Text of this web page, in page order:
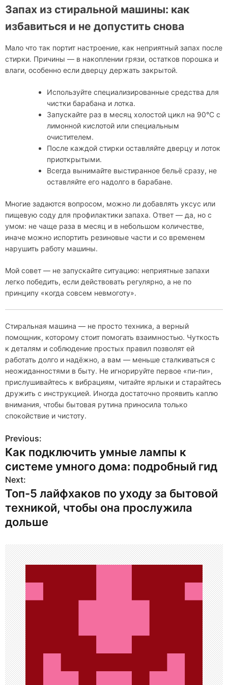
Запах из стиральной машины: как
избавиться и не допустить снова
Мало что так портит настроение, как неприятный запах после
стирки. Причины — в накоплении грязи, остатков порошка и
влаги, особенно если дверцу держать закрытой.
Используйте специализированные средства для
чистки барабана и лотка.
Запускайте раз в месяц холостой цикл на 90°C с
лимонной кислотой или специальным
очистителем.
После каждой стирки оставляйте дверцу и лоток
приоткрытыми.
Всегда вынимайте выстиранное бельё сразу, не
оставляйте его надолго в барабане.
Многие задаются вопросом, можно ли добавлять уксус или
пищевую соду для профилактики запаха. Ответ — да, но с
умом: не чаще раза в месяц и в небольшом количестве,
иначе можно испортить резиновые части и со временем
нарушить работу машины.
Мой совет — не запускайте ситуацию: неприятные запахи
легко победить, если действовать регулярно, а не по
принципу «когда совсем невмоготу».
Стиральная машина — не просто техника, а верный
помощник, которому стоит помогать взаимностью. Чуткость
к деталям и соблюдение простых правил позволят ей
работать долго и надёжно, а вам — меньше сталкиваться с
неожиданностями в быту. Не игнорируйте первое «пи-пи»,
прислушивайтесь к вибрациям, читайте ярлыки и старайтесь
дружить с инструкцией. Иногда достаточно проявить каплю
внимания, чтобы бытовая рутина приносила только
спокойствие и чистоту.
Н
а
в
и
г
ц
и
я
п
о
з
а
Previous:
Как подключить умные лампы к
системе умного дома: подробный гид
Next:
Топ-5 лайфхаков по уходу за бытовой
техникой, чтобы она прослужила
дольше